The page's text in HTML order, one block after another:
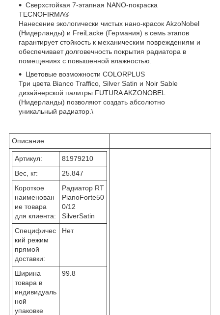
Сверхстойкая 7-этапная NANO-покраска
TECNOFIRMA®
Нанесение экологически чистых нано-красок AkzoNobel
(Нидерланды) и FreiLacke (Германия) в семь этапов
гарантирует стойкость к механическим повреждениям и
обеспечивает долговечность покрытия радиатора в
помещениях с повышенной влажностью.
Цветовые возможности COLORPLUS
Три цвета Bianco Traffico, Silver Satin и Noir Sable
дизайнерской палитры FUTURA AKZONOBEL
(Нидерланды) позволяют создать абсолютно
уникальный радиатор.\
Описание
Артикул:
81979210
Вес, кг:
25.847
Короткое
наименован
ие товара
для клиента:
Радиатор RT
PianoForte50
0/12
SilverSatin
Специфичес
кий режим
прямой
доставки:
Нет
Ширина
товара в
индивидуаль
ной
упаковке
99.8